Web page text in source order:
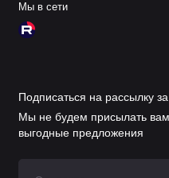
Мы в сети
Подписаться на рассылку
Мы не будем присылать
выгодные предложения